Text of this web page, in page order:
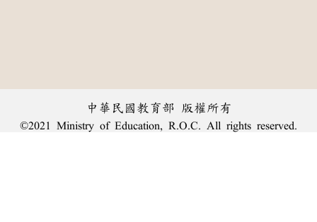
中華民國教育部 版權所有
©2021 Ministry of Education, R.O.C. All rights reserved.